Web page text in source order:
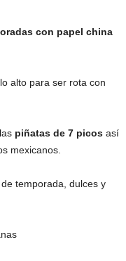
con papel china
alto para ser rota con
piñatas de 7 picos así
mexicanos.
temporada, dulces y